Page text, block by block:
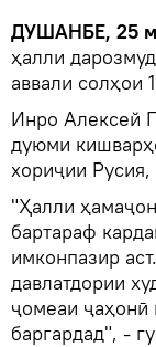
ДУШАНБЕ, 25
ҳалли
аввали солҳои
Инро Алексей
дуюми
хориҷии
"Ҳалли
бартараф
имконпазир
давлатдории
ҷомеаи ҷаҳонӣ
баргардад", -